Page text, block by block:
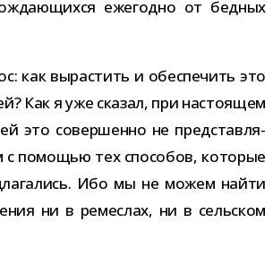
еже­годно от бед­ных
как вырас­тить и обес­пе­чить это
Как я уже ска­зал, при насто­я­щем
это совер­шенно не пред­став­ля­
с помо­щью тех спо­со­бов, кото­рые
Ибо мы не можем найти
ни в ремес­лах, ни в сель­ском